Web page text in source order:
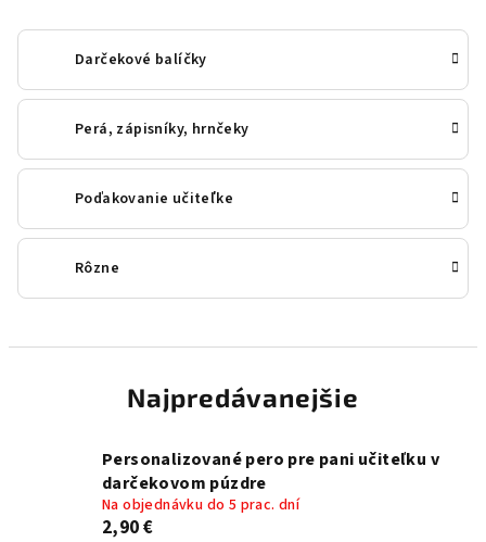
Darčekové balíčky
Perá, zápisníky, hrnčeky
Poďakovanie učiteľke
Rôzne
Najpredávanejšie
Personalizované pero pre pani učiteľku v
darčekovom púzdre
Na objednávku do 5 prac. dní
2,90 €